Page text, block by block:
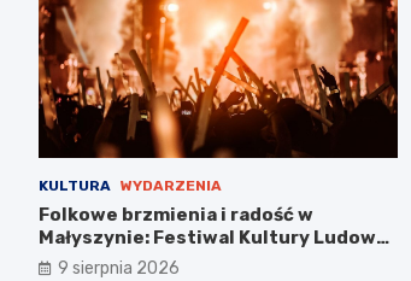
KULTURA WYDARZENIA
Folkowe brzmienia i radość w
Małyszynie: Festiwal Kultury Ludowej
2023
9 sierpnia 2026